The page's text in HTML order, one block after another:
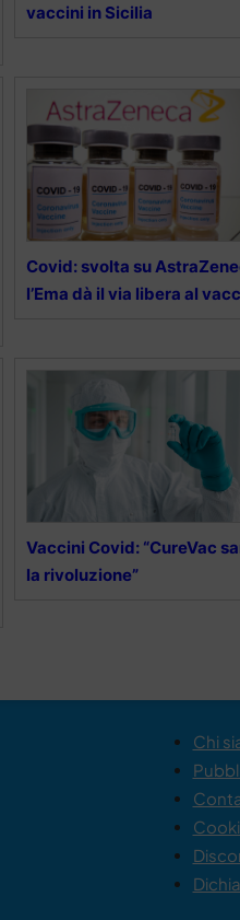
vaccini in Sicilia
Covid: svolta su
l’Ema dà il via libera al
Vaccini Covid: “CureVac
la rivoluzione”
Chi